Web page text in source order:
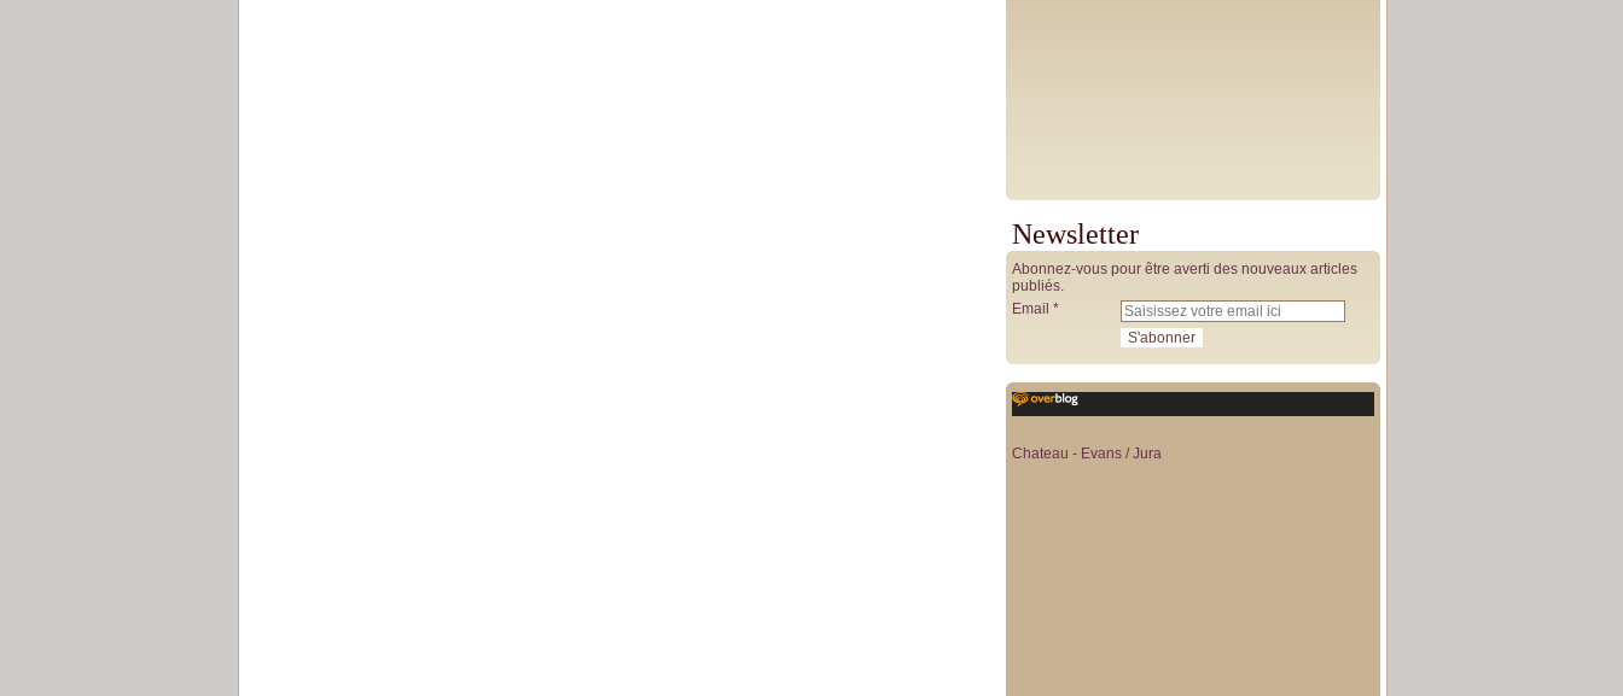
Newsletter
Abonnez-vous pour être averti des nouveaux articles
publiés.
Email
Chateau - Evans / Jura